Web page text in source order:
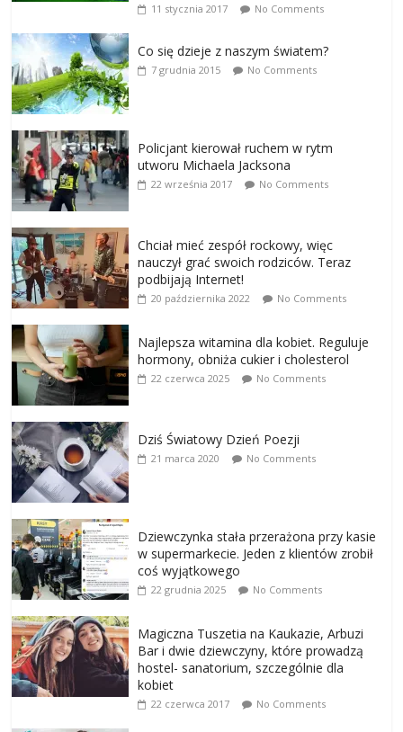
11 stycznia 2017 No Comments
Co się dzieje z naszym światem?
7 grudnia 2015 No Comments
Policjant kierował ruchem w rytm
utworu Michaela Jacksona
22 września 2017 No Comments
Chciał mieć zespół rockowy, więc
nauczył grać swoich rodziców. Teraz
podbijają Internet!
20 października 2022 No Comments
Najlepsza witamina dla kobiet. Reguluje
hormony, obniża cukier i cholesterol
22 czerwca 2025 No Comments
Dziś Światowy Dzień Poezji
21 marca 2020 No Comments
Dziewczynka stała przerażona przy kasie
w supermarkecie. Jeden z klientów zrobił
coś wyjątkowego
22 grudnia 2025 No Comments
Magiczna Tuszetia na Kaukazie, Arbuzi
Bar i dwie dziewczyny, które prowadzą
hostel- sanatorium, szczególnie dla
kobiet
22 czerwca 2017 No Comments